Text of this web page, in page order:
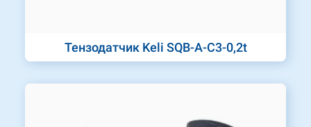
Тензодатчик Keli SQB-A-C3-0,2t